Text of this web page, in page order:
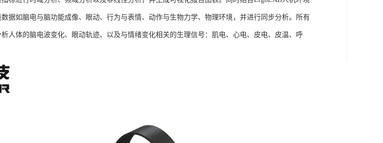
据如脑电与脑功能成像、眼动、行为与表情、动作与生物力学、物理环境，并进行同步分析。所有
人体的脑电波变化、眼动轨迹、以及与情绪变化相关的生理信号：肌电、心电、皮电、皮温、呼